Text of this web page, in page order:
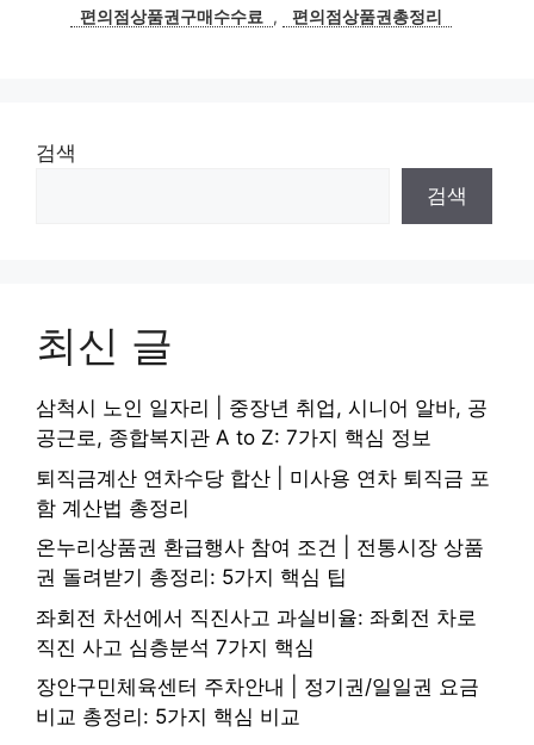
편의점상품권구매수수료
, 편의점상품권총정리
검색
검색
최신 글
삼척시 노인 일자리 | 중장년 취업, 시니어 알바, 공
공근로, 종합복지관 A to Z: 7가지 핵심 정보
퇴직금계산 연차수당 합산 | 미사용 연차 퇴직금 포
함 계산법 총정리
온누리상품권 환급행사 참여 조건 | 전통시장 상품
권 돌려받기 총정리: 5가지 핵심 팁
좌회전 차선에서 직진사고 과실비율: 좌회전 차로
직진 사고 심층분석 7가지 핵심
장안구민체육센터 주차안내 | 정기권/일일권 요금
비교 총정리: 5가지 핵심 비교